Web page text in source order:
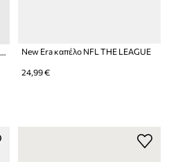
Καπέλο New Era LEAGUE ESSENTIAL 9TWENTY® New Era καπέλο NFL THE LEAGUE
24,99 €